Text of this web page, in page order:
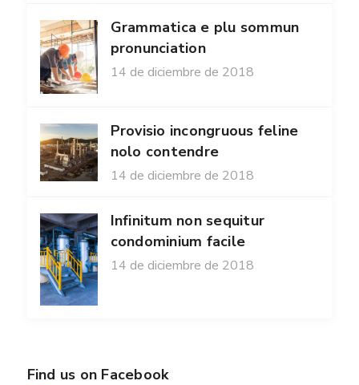
Grammatica e plu sommun
pronunciation
14 de diciembre de 2018
Provisio incongruous feline
nolo contendre
14 de diciembre de 2018
Infinitum non sequitur
condominium facile
14 de diciembre de 2018
Find us on Facebook